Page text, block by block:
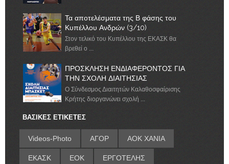
Τα αποτελέσματα της Β φάσης του
Κυπέλλου Ανδρών (3/10)
Στον τελικό του Κυπέλλου της ΕΚΑΣΚ θα
βρεθεί ο ...
ΠΡΟΣΚΛΗΣΗ ΕΝΔΙΑΦΕΡΟΝΤΟΣ ΓΙΑ
ΤΗΝ ΣΧΟΛΗ ΔΙΑΙΤΗΣΙΑΣ
Ο Σύνδεσμος Διαιτητών Καλαθοσφαίρισης
Κρήτης διοργανώνει σχολή ...
ΒΑΣΙΚΕΣ ΕΤΙΚΕΤΕΣ
Videos-Photo ΑΓΟΡ ΑΟΚ ΧΑΝΙΑ
ΕΚΑΣΚ ΕΟΚ ΕΡΓΟΤΕΛΗΣ